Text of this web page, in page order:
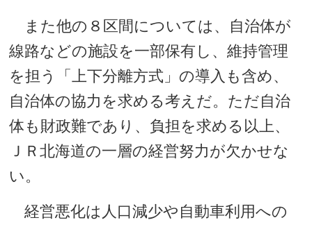
また他の８区間については、自治体が
線路などの施設を一部保有し、維持管理
を担う「上下分離方式」の導入も含め、
自治体の協力を求める考えだ。ただ自治
体も財政難であり、負担を求める以上、
ＪＲ北海道の一層の経営努力が欠かせな
い。
経営悪化は人口減少や自動車利用への